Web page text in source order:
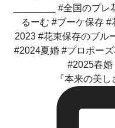
『本来の美